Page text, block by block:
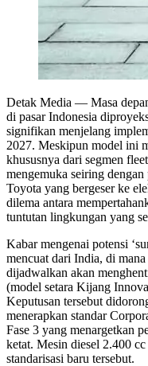
Detak Media — Masa
di pasar Indonesia
signifikan menjelang
2027. Meskipun model ini
khususnya dari segmen
mengemuka seiring
Toyota yang bergeser ke
dilema antara
tuntutan lingkungan yang
Kabar mengenai potensi
mencuat dari India, di
dijadwalkan akan
(model setara Kijang
Keputusan tersebut
menerapkan standar
Fase 3 yang menargetkan
ketat. Mesin diesel 2.400
standarisasi baru tersebut.